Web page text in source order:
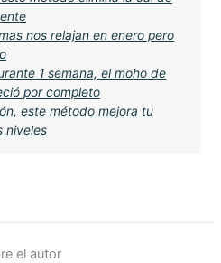
nos relajan en enero pero
1 semana, el moho de
por completo
este método mejora tu
niveles
el autor